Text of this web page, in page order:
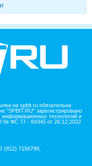
на spbit.ru обязательна
"SPBIT.RU" зарегистрировано
технологий и
№ ФС 77 - 84345 от 26.12.2022
(812) 7156798,